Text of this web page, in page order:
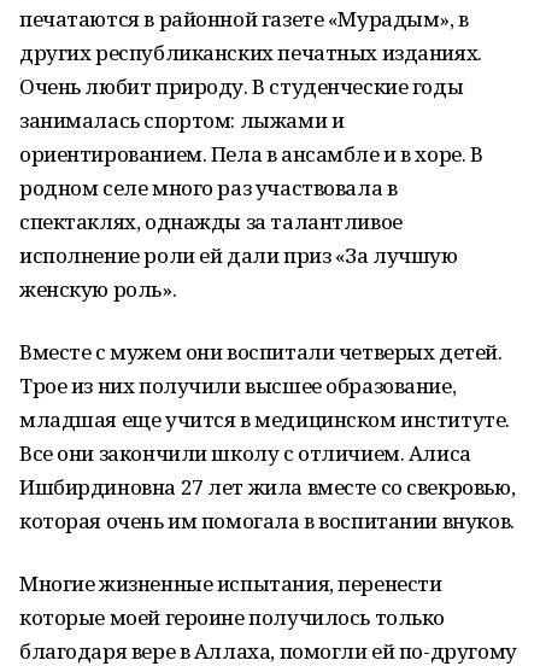
печатаются в районной газете «Мурадым», в
других республиканских печатных изданиях.
Очень любит природу. В студенческие годы
занималась спортом: лыжами и
ориентированием. Пела в ансамбле и в хоре. В
родном селе много раз участвовала в
спектаклях, однажды за талантливое
исполнение роли ей дали приз «За лучшую
женскую роль».
Вместе с мужем они воспитали четверых детей.
Трое из них получили высшее образование,
младшая еще учится в медицинском институте.
Все они закончили школу с отличием. Алиса
Ишбирдиновна 27 лет жила вместе со свекровью,
которая очень им помогала в воспитании внуков.
Многие жизненные испытания, перенести
которые моей героине получилось только
благодаря вере в Аллаха, помогли ей по-другому